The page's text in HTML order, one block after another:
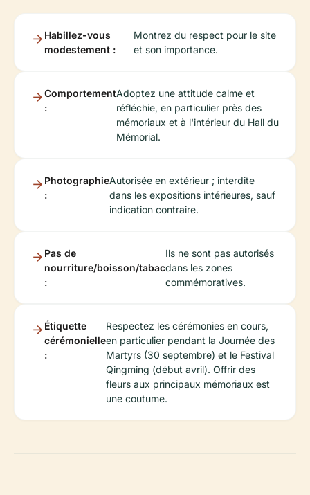
Habillez-vous
modestement :
Montrez du respect pour le site
et son importance.
Comportement
:
Adoptez une attitude calme et
réfléchie, en particulier près des
mémoriaux et à l'intérieur du Hall du
Mémorial.
Photographie
:
Autorisée en extérieur ; interdite
dans les expositions intérieures, sauf
indication contraire.
Pas de
nourriture/boisson/tabac
:
Ils ne sont pas autorisés
dans les zones
commémoratives.
Étiquette
cérémonielle
:
Respectez les cérémonies en cours,
en particulier pendant la Journée des
Martyrs (30 septembre) et le Festival
Qingming (début avril). Offrir des
fleurs aux principaux mémoriaux est
une coutume.